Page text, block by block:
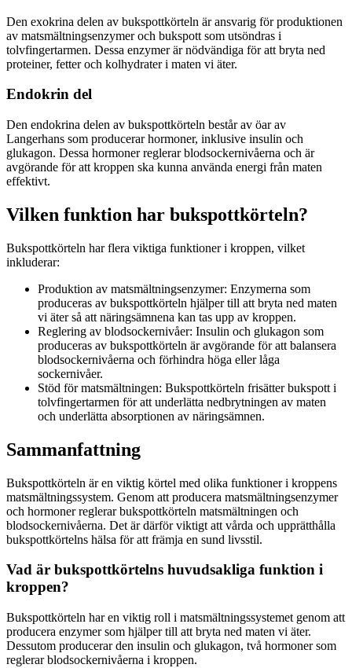
Den exokrina delen av bukspottkörteln är ansvarig för produktionen
av matsmältningsenzymer och bukspott som utsöndras i
tolvfingertarmen. Dessa enzymer är nödvändiga för att bryta ned
proteiner, fetter och kolhydrater i maten vi äter.
Endokrin del
Den endokrina delen av bukspottkörteln består av öar av
Langerhans som producerar hormoner, inklusive insulin och
glukagon. Dessa hormoner reglerar blodsockernivåerna och är
avgörande för att kroppen ska kunna använda energi från maten
effektivt.
Vilken funktion har bukspottkörteln?
Bukspottkörteln har flera viktiga funktioner i kroppen, vilket
inkluderar:
Produktion av matsmältningsenzymer: Enzymerna som
produceras av bukspottkörteln hjälper till att bryta ned maten
vi äter så att näringsämnena kan tas upp av kroppen.
Reglering av blodsockernivåer: Insulin och glukagon som
produceras av bukspottkörteln är avgörande för att balansera
blodsockernivåerna och förhindra höga eller låga
sockernivåer.
Stöd för matsmältningen: Bukspottkörteln frisätter bukspott i
tolvfingertarmen för att underlätta nedbrytningen av maten
och underlätta absorptionen av näringsämnen.
Sammanfattning
Bukspottkörteln är en viktig körtel med olika funktioner i kroppens
matsmältningssystem. Genom att producera matsmältningsenzymer
och hormoner reglerar bukspottkörteln matsmältningen och
blodsockernivåerna. Det är därför viktigt att vårda och upprätthålla
bukspottkörtelns hälsa för att främja en sund livsstil.
Vad är bukspottkörtelns huvudsakliga funktion i
kroppen?
Bukspottkörteln har en viktig roll i matsmältningssystemet genom att
producera enzymer som hjälper till att bryta ned maten vi äter.
Dessutom producerar den insulin och glukagon, två hormoner som
reglerar blodsockernivåerna i kroppen.